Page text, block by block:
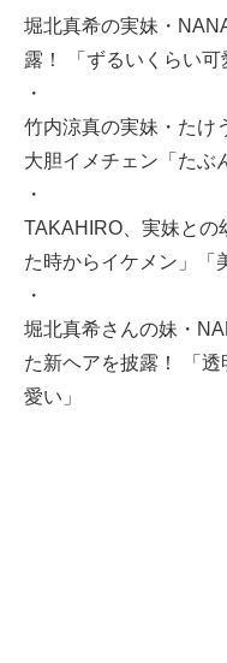
堀北真希の実妹・
露！ 「ずるいくらい可
・
竹内涼真の実妹・たけ
大胆イメチェン「たぶ
・
TAKAHIRO、実妹との
た時からイケメン」「
・
堀北真希さんの妹・
た新ヘアを披露！ 「
愛い」